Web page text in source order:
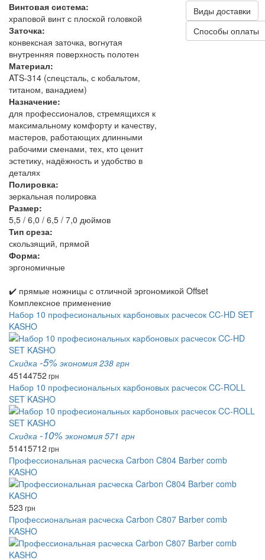
Винтовая система:
храповой винт с плоской головкой
Заточка:
конвексная заточка, вогнутая
внутренняя поверхность полотен
Материал:
ATS‑314 (спецсталь, с кобальтом,
титаном, ванадием)
Назначение:
для профессионалов, стремящихся к
максимальному комфорту и качеству,
мастеров, работающих длинными
рабочими сменами, тех, кто ценит
эстетику, надёжность и удобство в
деталях
Полировка:
зеркальная полировка
Размер:
5,5 / 6,0 / 6,5 / 7,0 дюймов
Тип среза:
скользящий, прямой
Форма:
эргономичные
Виды доставки
Способы оплаты
✔️ прямые ножницы с отличной эргономикой Offset
Комплексное применение
Набор 10 професиональных карбоновых расчесок CC-HD SET
KASHO
Скидка -5% экономия 238 грн
45144752 грн
Набор 10 професиональных карбоновых расчесок CC-ROLL
SET KASHO
Скидка -10% экономия 571 грн
51415712 грн
Профессиональная расческа Carbon C804 Barber comb
KASHO
523 грн
Профессиональная расческа Carbon C807 Barber comb
KASHO